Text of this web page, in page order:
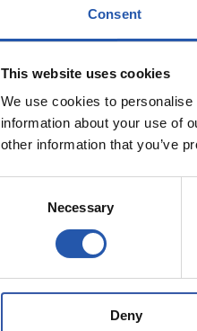
Consent
This website uses cookies
We use cookies to
information about your use of
other information that you’ve
Necessary
Deny